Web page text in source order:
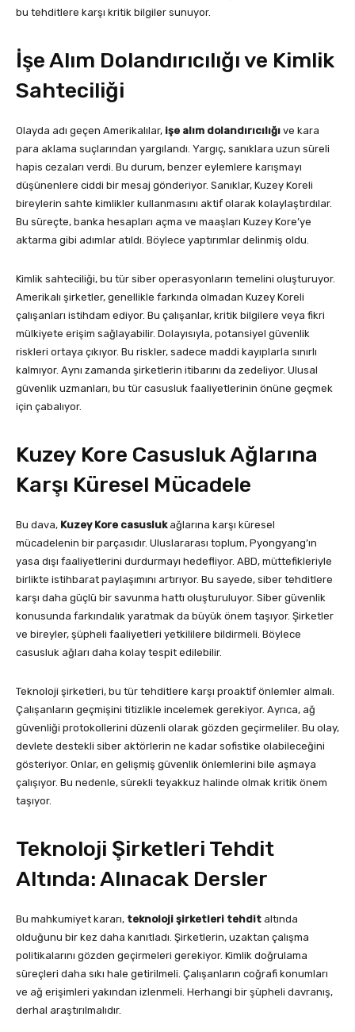
bu tehditlere karşı kritik bilgiler sunuyor.
İşe Alım Dolandırıcılığı ve Kimlik
Sahteciliği
Olayda adı geçen Amerikalılar, işe alım dolandırıcılığı ve kara
para aklama suçlarından yargılandı. Yargıç, sanıklara uzun süreli
hapis cezaları verdi. Bu durum, benzer eylemlere karışmayı
düşünenlere ciddi bir mesaj gönderiyor. Sanıklar, Kuzey Koreli
bireylerin sahte kimlikler kullanmasını aktif olarak kolaylaştırdılar.
Bu süreçte, banka hesapları açma ve maaşları Kuzey Kore’ye
aktarma gibi adımlar atıldı. Böylece yaptırımlar delinmiş oldu.
Kimlik sahteciliği, bu tür siber operasyonların temelini oluşturuyor.
Amerikalı şirketler, genellikle farkında olmadan Kuzey Koreli
çalışanları istihdam ediyor. Bu çalışanlar, kritik bilgilere veya fikri
mülkiyete erişim sağlayabilir. Dolayısıyla, potansiyel güvenlik
riskleri ortaya çıkıyor. Bu riskler, sadece maddi kayıplarla sınırlı
kalmıyor. Aynı zamanda şirketlerin itibarını da zedeliyor. Ulusal
güvenlik uzmanları, bu tür casusluk faaliyetlerinin önüne geçmek
için çabalıyor.
Kuzey Kore Casusluk Ağlarına
Karşı Küresel Mücadele
Bu dava, Kuzey Kore casuslukağlarına karşı küresel
mücadelenin bir parçasıdır. Uluslararası toplum, Pyongyang’ın
yasa dışı faaliyetlerini durdurmayı hedefliyor. ABD, müttefikleriyle
birlikte istihbarat paylaşımını artırıyor. Bu sayede, siber tehditlere
karşı daha güçlü bir savunma hattı oluşturuluyor. Siber güvenlik
konusunda farkındalık yaratmak da büyük önem taşıyor. Şirketler
ve bireyler, şüpheli faaliyetleri yetkililere bildirmeli. Böylece
casusluk ağları daha kolay tespit edilebilir.
Teknoloji şirketleri, bu tür tehditlere karşı proaktif önlemler almalı.
Çalışanların geçmişini titizlikle incelemek gerekiyor. Ayrıca, ağ
güvenliği protokollerini düzenli olarak gözden geçirmeliler. Bu olay,
devlete destekli siber aktörlerin ne kadar sofistike olabileceğini
gösteriyor. Onlar, en gelişmiş güvenlik önlemlerini bile aşmaya
çalışıyor. Bu nedenle, sürekli teyakkuz halinde olmak kritik önem
taşıyor.
Teknoloji Şirketleri Tehdit
Altında: Alınacak Dersler
Bu mahkumiyet kararı, teknoloji şirketleri tehdit altında
olduğunu bir kez daha kanıtladı. Şirketlerin, uzaktan çalışma
politikalarını gözden geçirmeleri gerekiyor. Kimlik doğrulama
süreçleri daha sıkı hale getirilmeli. Çalışanların coğrafi konumları
ve ağ erişimleri yakından izlenmeli. Herhangi bir şüpheli davranış,
derhal araştırılmalıdır.